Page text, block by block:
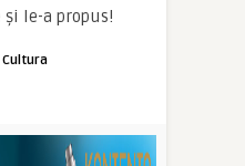
le-a propus!
Cultura